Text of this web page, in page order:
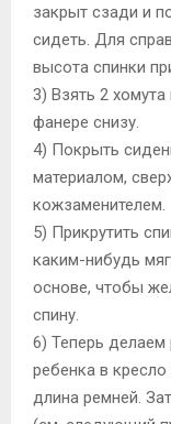
закрыт сзади и
сидеть. Для
высота спинки
3) Взять 2
фанере снизу.
4) Покрыть
материалом,
кожзаменителем.
5) Прикрутить
каким-нибудь
основе, чтобы
спину.
6) Теперь делаем
ребенка в
длина ремней.